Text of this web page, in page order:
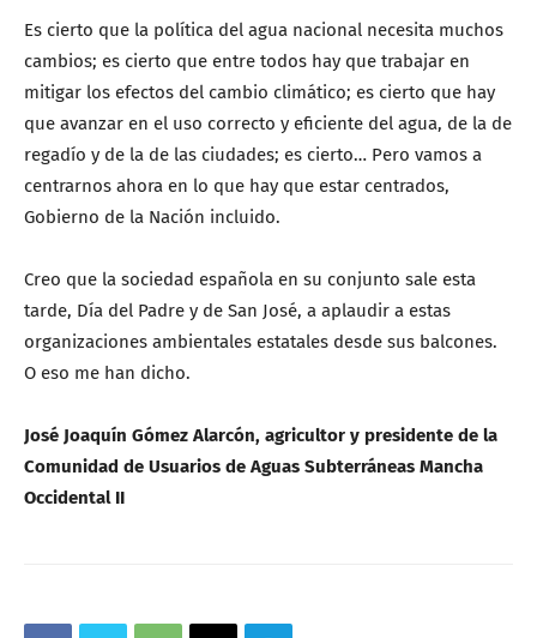
Es cierto que la política del agua nacional necesita muchos
cambios; es cierto que entre todos hay que trabajar en
mitigar los efectos del cambio climático; es cierto que hay
que avanzar en el uso correcto y eficiente del agua, de la de
regadío y de la de las ciudades; es cierto… Pero vamos a
centrarnos ahora en lo que hay que estar centrados,
Gobierno de la Nación incluido.
Creo que la sociedad española en su conjunto sale esta
tarde, Día del Padre y de San José, a aplaudir a estas
organizaciones ambientales estatales desde sus balcones.
O eso me han dicho.
José Joaquín Gómez Alarcón, agricultor y presidente de la
Comunidad de Usuarios de Aguas Subterráneas Mancha
Occidental II